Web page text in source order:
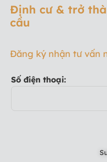
Định cư & trở
cầu
Đăng ký nhận tư vấn
Số điện thoại: